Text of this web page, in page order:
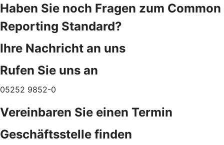
Haben Sie noch Fragen zum Common
Reporting Standard?
Ihre Nachricht an uns
Rufen Sie uns an
05252 9852-0
Vereinbaren Sie einen Termin
Geschäftsstelle finden